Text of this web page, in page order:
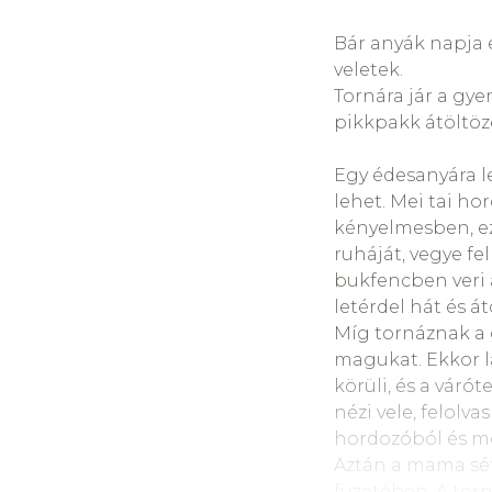
Az egyik a
ellenkezője
nagyjából csak
komoly.” A
megért és
létezésem és az
leguggolással,
szomorú/dühös
érez, mint, mint
A másik
fogalmazni
anya/apa
megállapítása,
csökkenthető. A
Bár anyák napja
veletek.
Tornára jár a
pikkpakk
Egy édesanyára
lehet. Mei tai
kényelmesben,
ruháját, vegye
bukfencben veri
letérdel hát és
Míg tornáznak a
magukat. Ekkor
körüli, és a
nézi vele,
hordozóból és
Aztán a mama